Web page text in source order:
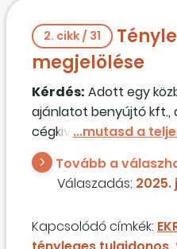
2. cikk / 31
megjelölése
Kérdés: Adott egy
ajánlatot benyújtó kft.,
cégkivonatában a II.
között az 1. A tag(ok)
személy szerepel. A 3
személynél az
cégkivonat II/3. Közös
Tovább a
Válaszadás: 2025.
Kapcsolódó címkék: